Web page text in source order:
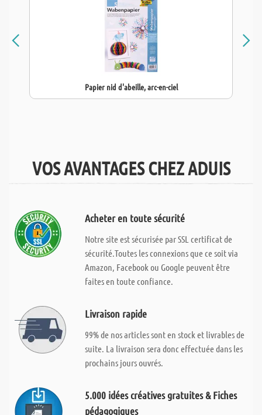
Papier nid d'abeille, arc-en-ciel
VOS AVANTAGES CHEZ ADUIS
Acheter en toute sécurité
Notre site est sécurisée par SSL certificat de
sécurité.Toutes les connexions que ce soit via
Amazon, Facebook ou Google peuvent être
faites en toute confiance.
Livraison rapide
99% de nos articles sont en stock et livrables de
suite. La livraison sera donc effectuée dans les
prochains jours ouvrés.
5.000 idées créatives gratuites & Fiches
pédagogiques